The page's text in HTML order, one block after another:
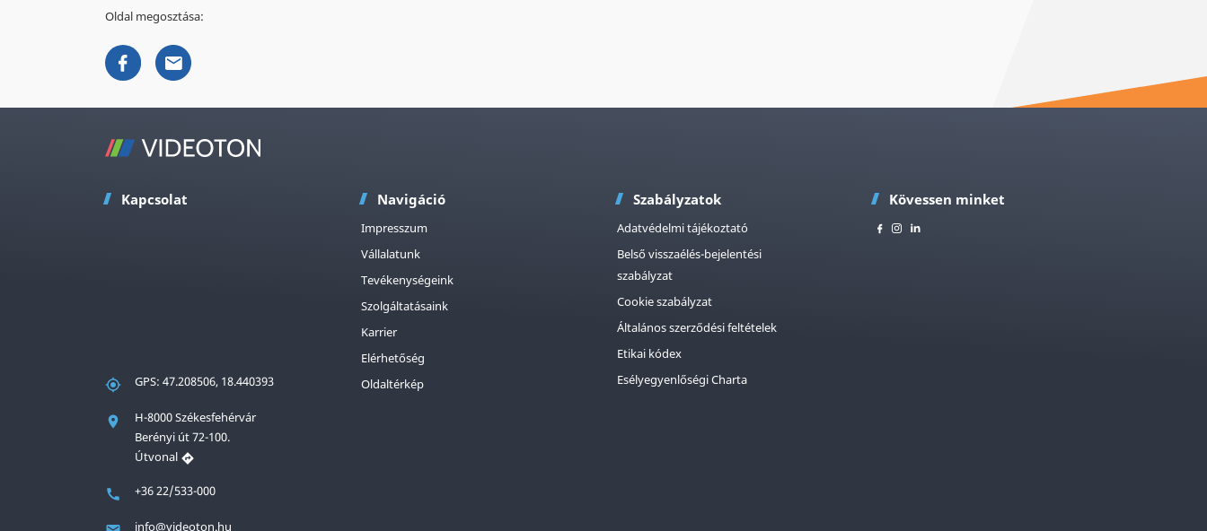
Oldal megosztása:
Kapcsolat
GPS: 47.208506, 18.440393
H-8000 Székesfehérvár
Berényi út 72-100.
Útvonal
+36 22/533-000
info@videoton.hu
Navigáció
Impresszum
Vállalatunk
Tevékenységeink
Szolgáltatásaink
Karrier
Elérhetőség
Oldaltérkép
Szabályzatok
Adatvédelmi tájékoztató
Belső visszaélés-bejelentési
szabályzat
Cookie szabályzat
Általános szerződési feltételek
Etikai kódex
Esélyegyenlőségi Charta
Kövessen minket